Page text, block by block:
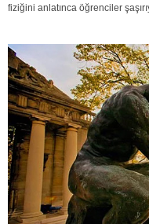
fiziğini anlatınca öğrenciler